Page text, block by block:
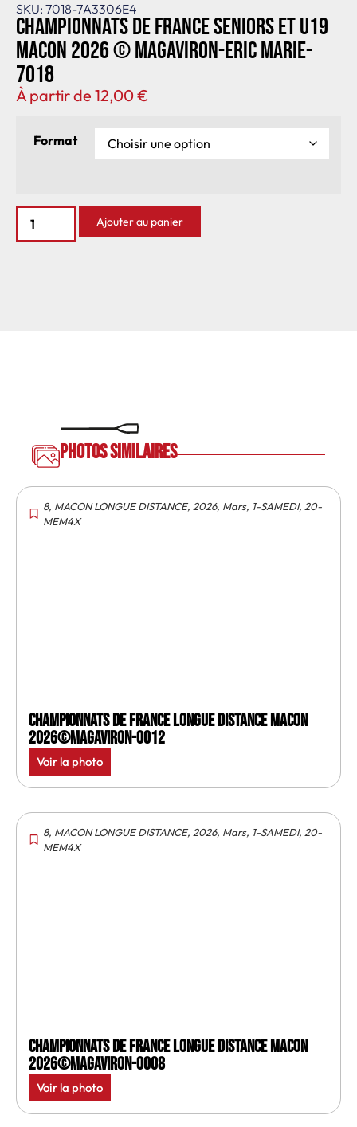
SKU: 7018-7A3306E4
Championnats de France seniors et U19
Macon 2026 © Magaviron-Eric Marie-
7018
À partir de 12,00€
Format
Ajouter au panier
Photos similaires
8, MACON LONGUE DISTANCE, 2026, Mars, 1-SAMEDI, 20-
MEM4X
Championnats de France longue distance Macon
2026©MagAviron-0012
Voir la photo
8, MACON LONGUE DISTANCE, 2026, Mars, 1-SAMEDI, 20-
MEM4X
Championnats de France longue distance Macon
2026©MagAviron-0008
Voir la photo